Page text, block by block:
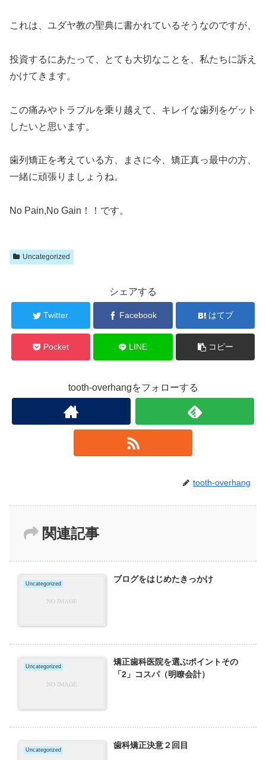
これは、ユダヤ教の聖典に書かれているそうなのですが、
投資するにあたって、とても大切なことを、私たちに訴え
かけてきます。
この痛みやトラブルを乗り越えて、キレイな歯列をゲット
したいと思います。
歯列矯正を考えている方、まさに今、矯正真っ最中の方、
一緒に頑張りましょうね。
No Pain,No Gain！！です。
Uncategorized
シェアする
Twitter Facebook はてブ
Pocket LINE コピー
tooth-overhangをフォローする
tooth-overhang
関連記事
Uncategorized ブログをはじめたきっかけ
Uncategorized
矯正歯科医院を選ぶポイントその
「2」コスパ（明瞭会計）
Uncategorized 歯科矯正決意２回目